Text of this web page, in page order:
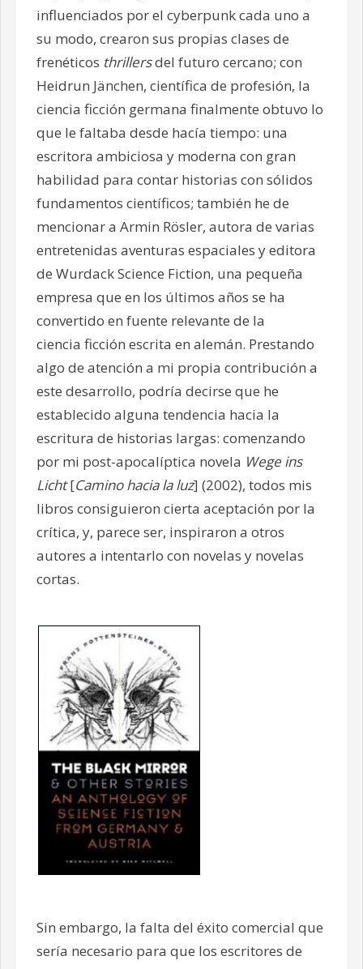
influenciados por el cyberpunk cada uno a
su modo, crearon sus propias clases de
frenéticos thrillersdel futuro cercano; con
Heidrun Jänchen, científica de profesión, la
ciencia ficción germana finalmente obtuvo lo
que le faltaba desde hacía tiempo: una
escritora ambiciosa y moderna con gran
habilidad para contar historias con sólidos
fundamentos científicos; también he de
mencionar a Armin Rösler, autora de varias
entretenidas aventuras espaciales y editora
de Wurdack Science Fiction, una pequeña
empresa que en los últimos años se ha
convertido en fuente relevante de la
ciencia ficción escrita en alemán. Prestando
algo de atención a mi propia contribución a
este desarrollo, podría decirse que he
establecido alguna tendencia hacia la
escritura de historias largas: comenzando
por mi post-apocalíptica novela Wege ins
Licht[Camino hacia la luz] (2002), todos mis
libros consiguieron cierta aceptación por la
crítica, y, parece ser, inspiraron a otros
autores a intentarlo con novelas y novelas
cortas.
Sin embargo, la falta del éxito comercial que
sería necesario para que los escritores de